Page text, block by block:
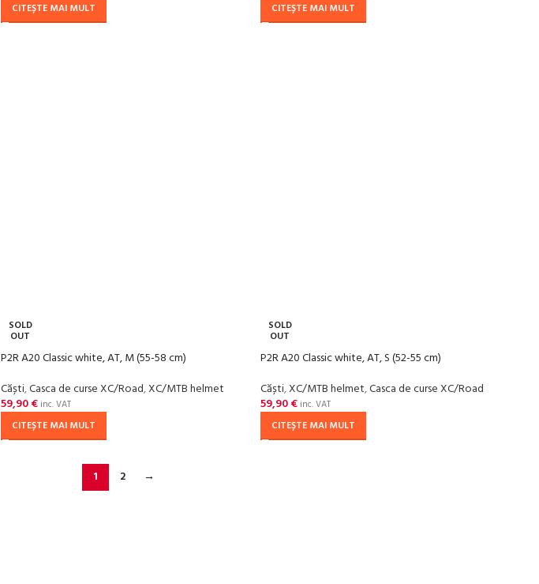
CITEȘTE MAI MULT CITEȘTE MAI MULT
SOLD
OUT
P2R A20 Classic white, AT, M (55-58 cm)
Căști,Casca de curse XC/Road,XC/MTB helmet
59,90€inc. VAT
CITEȘTE MAI MULT
SOLD
OUT
P2R A20 Classic white, AT, S (52-55 cm)
Căști,XC/MTB helmet,Casca de curse XC/Road
59,90€inc. VAT
CITEȘTE MAI MULT
1 2 →